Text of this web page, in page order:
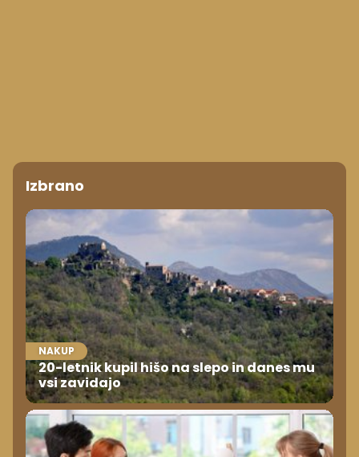
Izbrano
NAKUP
20-letnik kupil hišo na slepo in danes mu
vsi zavidajo